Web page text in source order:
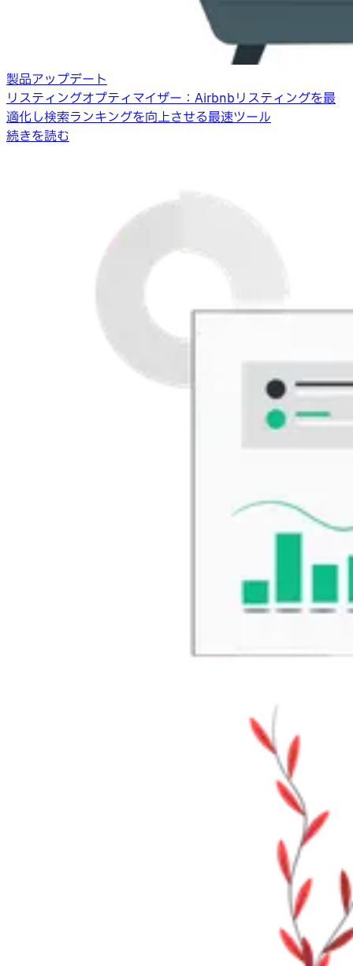
製品アップデート
リスティングオプティマイザー：Airbnbリスティングを最
適化し検索ランキングを向上させる最速ツール
続きを読む